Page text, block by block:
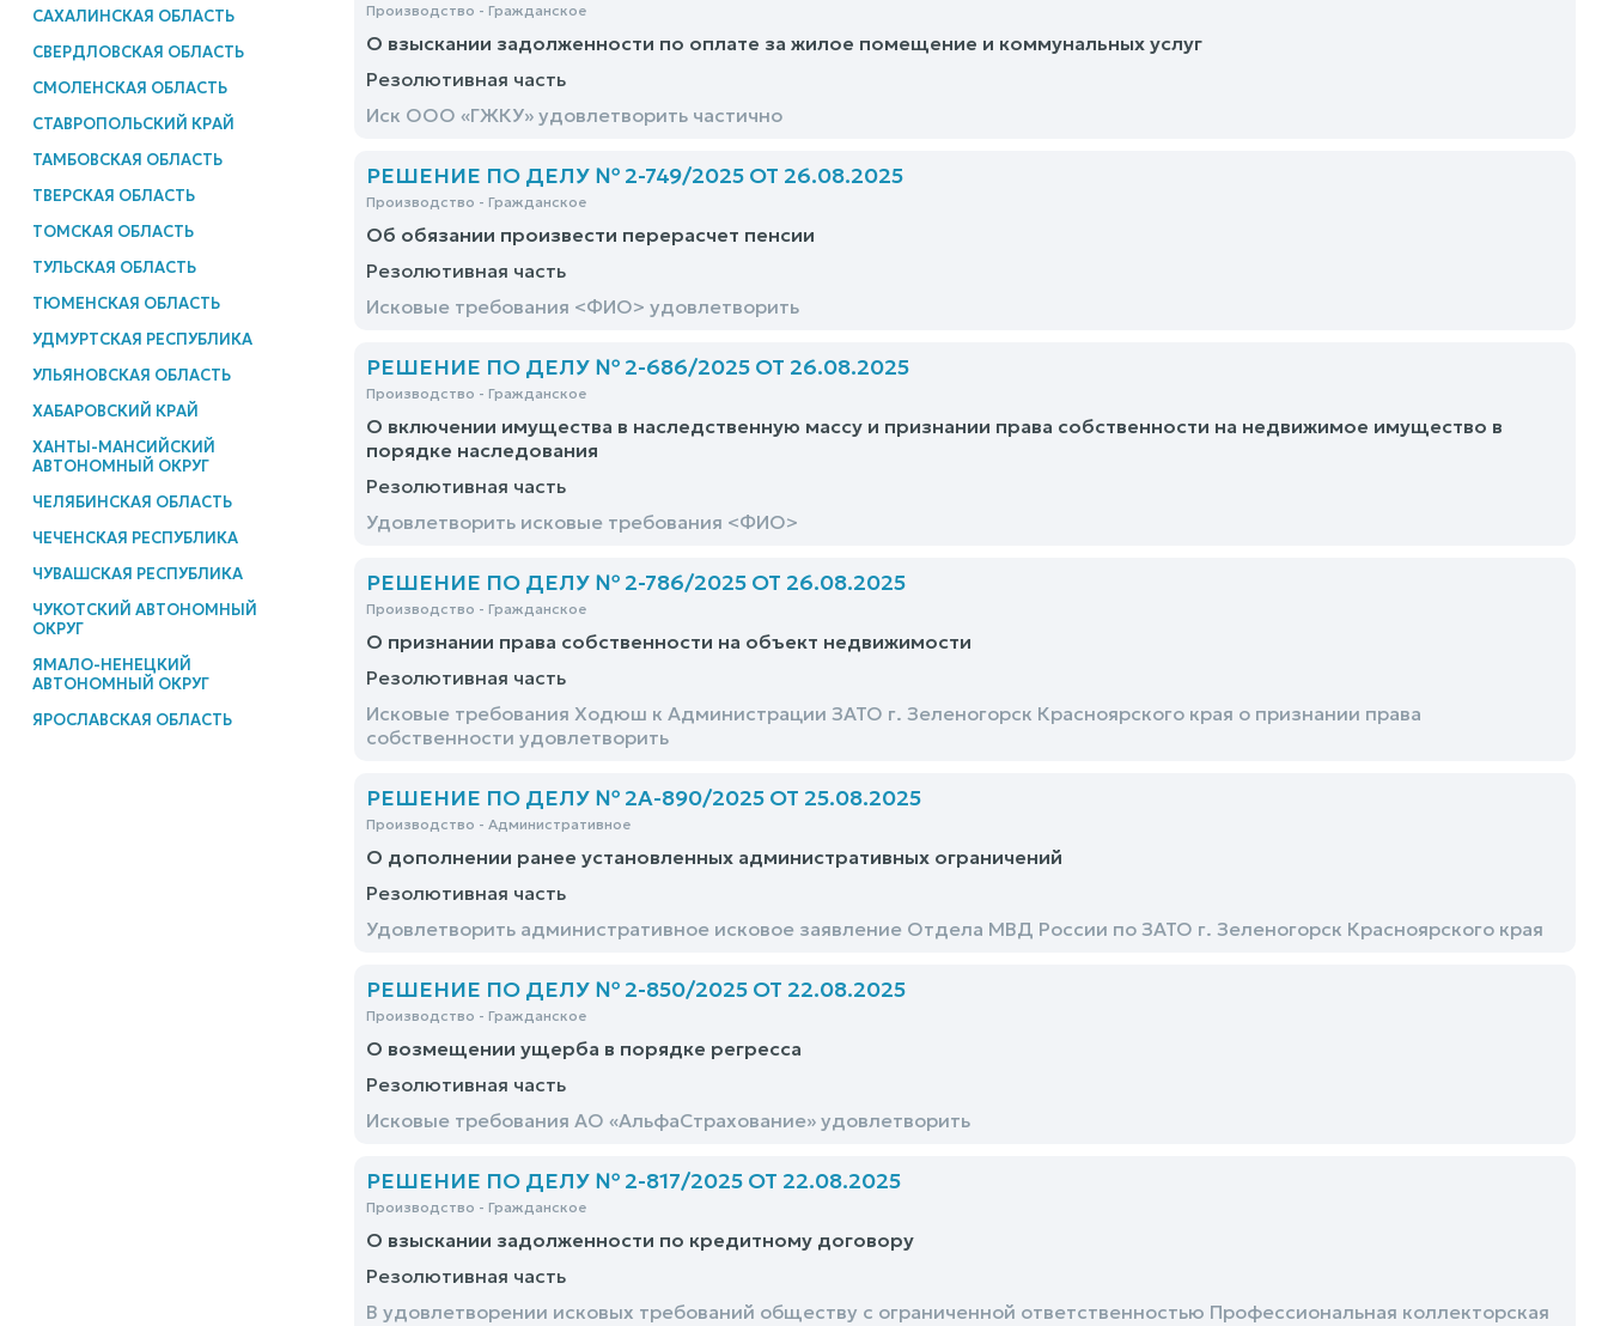
САХАЛИНСКАЯ ОБЛАСТЬ
СВЕРДЛОВСКАЯ ОБЛАСТЬ
СМОЛЕНСКАЯ ОБЛАСТЬ
СТАВРОПОЛЬСКИЙ КРАЙ
ТАМБОВСКАЯ ОБЛАСТЬ
ТВЕРСКАЯ ОБЛАСТЬ
ТОМСКАЯ ОБЛАСТЬ
ТУЛЬСКАЯ ОБЛАСТЬ
ТЮМЕНСКАЯ ОБЛАСТЬ
УДМУРТСКАЯ РЕСПУБЛИКА
УЛЬЯНОВСКАЯ ОБЛАСТЬ
ХАБАРОВСКИЙ КРАЙ
ХАНТЫ-МАНСИЙСКИЙ
АВТОНОМНЫЙ ОКРУГ
ЧЕЛЯБИНСКАЯ ОБЛАСТЬ
ЧЕЧЕНСКАЯ РЕСПУБЛИКА
ЧУВАШСКАЯ РЕСПУБЛИКА
ЧУКОТСКИЙ АВТОНОМНЫЙ
ОКРУГ
ЯМАЛО-НЕНЕЦКИЙ
АВТОНОМНЫЙ ОКРУГ
ЯРОСЛАВСКАЯ ОБЛАСТЬ
Производство - Гражданское
О взыскании задолженности по оплате за жилое помещение и коммунальных услуг
Резолютивная часть
Иск ООО «ГЖКУ» удовлетворить частично
РЕШЕНИЕ ПО ДЕЛУ № 2-749/2025 ОТ 26.08.2025
Производство - Гражданское
Об обязании произвести перерасчет пенсии
Резолютивная часть
Исковые требования <ФИО> удовлетворить
РЕШЕНИЕ ПО ДЕЛУ № 2-686/2025 ОТ 26.08.2025
Производство - Гражданское
О включении имущества в наследственную массу и признании права собственности на недвижимое имущество в
порядке наследования
Резолютивная часть
Удовлетворить исковые требования <ФИО>
РЕШЕНИЕ ПО ДЕЛУ № 2-786/2025 ОТ 26.08.2025
Производство - Гражданское
О признании права собственности на объект недвижимости
Резолютивная часть
Исковые требования Ходюш к Администрации ЗАТО г. Зеленогорск Красноярского края о признании права
собственности удовлетворить
РЕШЕНИЕ ПО ДЕЛУ № 2А-890/2025 ОТ 25.08.2025
Производство - Административное
О дополнении ранее установленных административных ограничений
Резолютивная часть
Удовлетворить административное исковое заявление Отдела МВД России по ЗАТО г. Зеленогорск Красноярского края
РЕШЕНИЕ ПО ДЕЛУ № 2-850/2025 ОТ 22.08.2025
Производство - Гражданское
О возмещении ущерба в порядке регресса
Резолютивная часть
Исковые требования АО «АльфаСтрахование» удовлетворить
РЕШЕНИЕ ПО ДЕЛУ № 2-817/2025 ОТ 22.08.2025
Производство - Гражданское
О взыскании задолженности по кредитному договору
Резолютивная часть
В удовлетворении исковых требований обществу с ограниченной ответственностью Профессиональная коллекторская